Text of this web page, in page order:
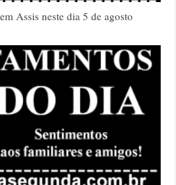
Assis neste dia 5 de agosto